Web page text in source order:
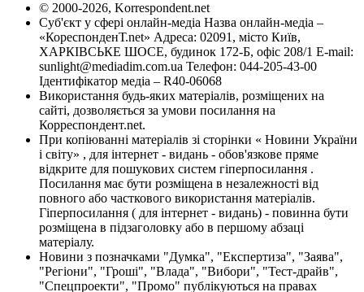
© 2000-2026, Korrespondent.net
Суб'єкт у сфері онлайн-медіа Назва онлайн-медіа –
«КореспонденТ.net» Адреса: 02091, місто Київ,
ХАРКІВСЬКЕ ШОСЕ, будинок 172-Б, офіс 208/1 E-mail:
sunlight@mediadim.com.ua Телефон: 044-205-43-00
Ідентифікатор медіа – R40-06068
Використання будь-яких матеріалів, розміщених на
сайті, дозволяється за умови посилання на
Корреспондент.net.
При копіюванні матеріалів зі сторінки « Новини України
і світу» , для інтернет - видань - обов'язкове пряме
відкрите для пошукових систем гіперпосилання .
Посилання має бути розміщена в незалежності від
повного або часткового використання матеріалів.
Гіперпосилання ( для інтернет - видань) - повинна бути
розміщена в підзаголовку або в першому абзаці
матеріалу.
Новини з позначками "Думка", "Експертиза", "Заява",
"Регіони", "Гроші", "Влада", "Вибори", "Тест-драйв",
"Спецпроекти", "Промо" публікуються на правах